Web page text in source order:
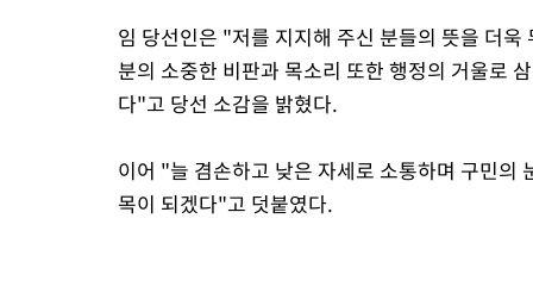
임 당선인은 "저를 지지해 주신 분들의 뜻을 더
분의 소중한 비판과 목소리 또한 행정의 거울로
다"고 당선 소감을 밝혔다.
이어 "늘 겸손하고 낮은 자세로 소통하며 구민의
목이 되겠다"고 덧붙였다.